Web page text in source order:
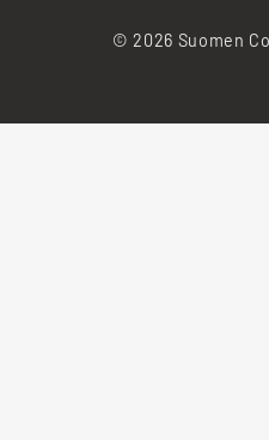
© 2026 Suomen